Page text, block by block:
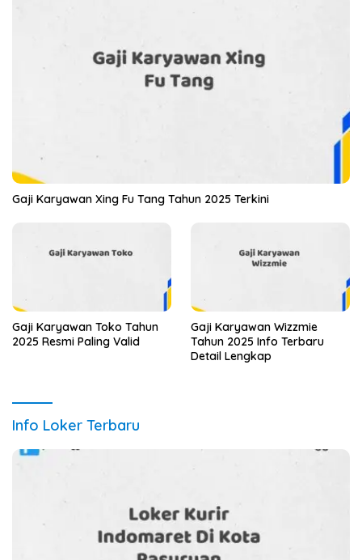
Gaji Karyawan Xing Fu Tang Tahun 2025 Terkini
Gaji Karyawan Toko Tahun
2025 Resmi Paling Valid
Gaji Karyawan Wizzmie
Tahun 2025 Info Terbaru
Detail Lengkap
Info Loker Terbaru